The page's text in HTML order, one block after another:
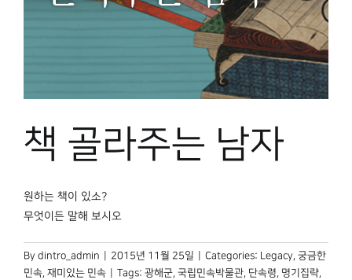
책 골라주는 남자
원하는 책이 있소?
무엇이든 말해 보시오
By dintro_admin 2015년 11월 25일 Categories: Legacy 궁금한
민속 재미있는 민속 Tags: 광해군 국립민속박물관 단속령 명기집략